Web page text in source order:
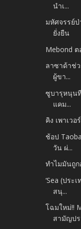
นำเ...
มหัศจรรย์
ยั่งยืน
Mebond ต
ลาซาด้าช่
ผู้ขา...
ซูบารุหนุนที
แคม...
คิง เพาเว
ช้อป
วัน ผ่...
ทำไมมันถูก
‘Sea (ประ
สนุ...
โฉมใหม่!!
สามัญปร